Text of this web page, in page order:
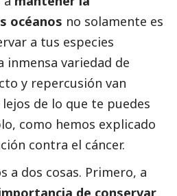
océanos no solamente es
a tus especies
inmensa variedad de
y repercusión van
de lo que te puedes
como hemos explicado
contra el cáncer.
a dos cosas. Primero, a
de conservar